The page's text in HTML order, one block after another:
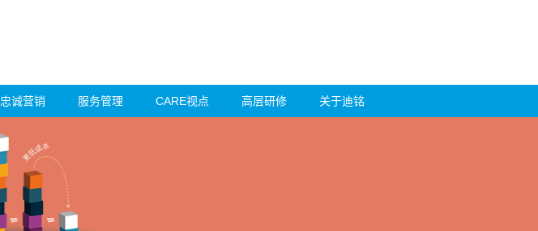
忠诚营销 服务管理 CARE视点 高层研修 关于迪铭